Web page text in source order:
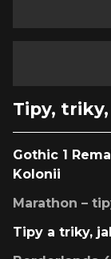
Tipy,
Gothic 1
Kolonii
Marathon –
Tipy a triky,